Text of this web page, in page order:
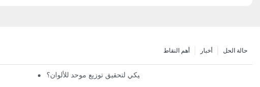
حالة الحل أخبار أهم النقاط
ما هي مميزات نظام الرش الأوتوماتيكي لتحقيق توزيع موحد للألوان؟